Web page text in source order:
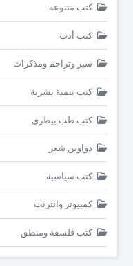
كتب متنوعة
كتب أدب
سير وتراجم ومذكرات
كتب تنمية بشرية
كتب طب بيطرى
دواوين شعر
كتب سياسية
كمبيوتر وانترنت
كتب فلسفة ومنطق